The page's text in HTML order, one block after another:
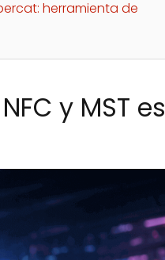
herramienta de
y MST es